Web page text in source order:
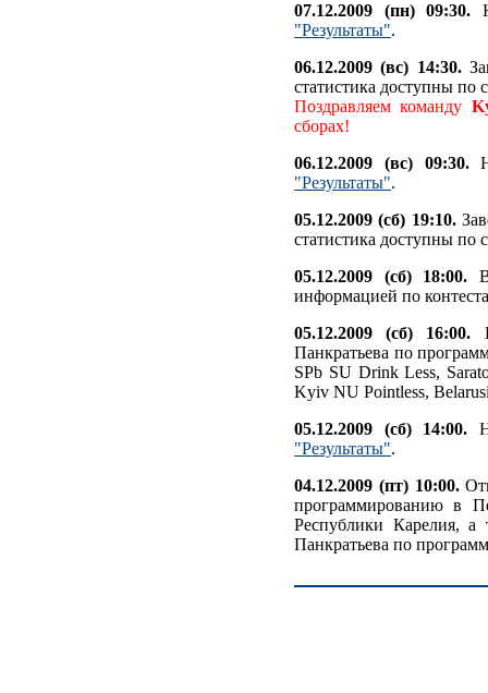
07.12.2009 (пн) 09:30.
"Результаты".
06.12.2009 (вс) 14:30.
статистика доступны по
Поздравляем команду
сборах!
06.12.2009 (вс) 09:30.
"Результаты".
05.12.2009 (сб) 19:10.
статистика доступны по
05.12.2009 (сб) 18:00.
информацией по
05.12.2009 (сб) 16:00.
Панкратьева по
SPb SU Drink Less,
Kyiv NU Pointless,
05.12.2009 (сб) 14:00.
"Результаты".
04.12.2009 (пт) 10:00.
программированию в
Республики Карелия,
Панкратьева по